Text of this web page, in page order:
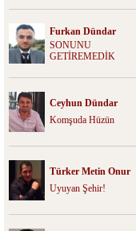
Furkan Dündar
SONUNU
GETİREMEDİK
Ceyhun Dündar
Komşuda Hüzün
Türker Metin Onur
Uyuyan Şehir!